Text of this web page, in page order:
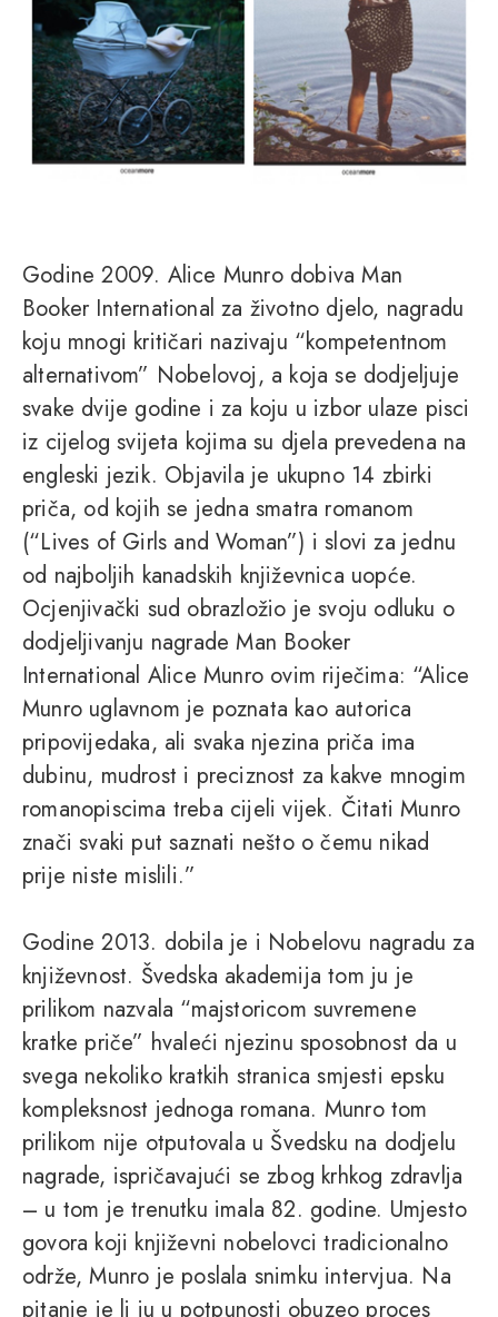
Godine 2009. Alice Munro dobiva Man
Booker International za životno djelo, nagradu
koju mnogi kritičari nazivaju “kompetentnom
alternativom” Nobelovoj, a koja se dodjeljuje
svake dvije godine i za koju u izbor ulaze pisci
iz cijelog svijeta kojima su djela prevedena na
engleski jezik. Objavila je ukupno 14 zbirki
priča, od kojih se jedna smatra romanom
(“Lives of Girls and Woman”) i slovi za jednu
od najboljih kanadskih književnica uopće.
Ocjenjivački sud obrazložio je svoju odluku o
dodjeljivanju nagrade Man Booker
International Alice Munro ovim riječima: “Alice
Munro uglavnom je poznata kao autorica
pripovijedaka, ali svaka njezina priča ima
dubinu, mudrost i preciznost za kakve mnogim
romanopiscima treba cijeli vijek. Čitati Munro
znači svaki put saznati nešto o čemu nikad
prije niste mislili.”
Godine 2013. dobila je i Nobelovu nagradu za
književnost. Švedska akademija tom ju je
prilikom nazvala “majstoricom suvremene
kratke priče” hvaleći njezinu sposobnost da u
svega nekoliko kratkih stranica smjesti epsku
kompleksnost jednoga romana. Munro tom
prilikom nije otputovala u Švedsku na dodjelu
nagrade, ispričavajući se zbog krhkog zdravlja
– u tom je trenutku imala 82. godine. Umjesto
govora koji književni nobelovci tradicionalno
održe, Munro je poslala snimku intervjua. Na
pitanje je li ju u potpunosti obuzeo proces